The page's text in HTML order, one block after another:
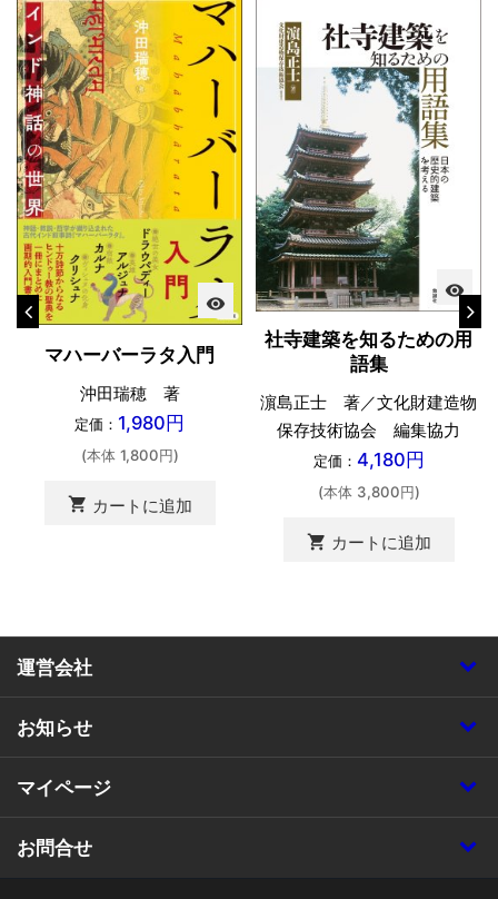
visibility
マハーバーラタ入門
沖田瑞穂 著
定価： 1,980円
(本体 1,800円)
shopping_cart カートに追加
visibility
社寺建築を知るための用
語集
濵島正士 著／文化財建造物
保存技術協会 編集協力
定価： 4,180円
(本体 3,800円)
shopping_cart カートに追加
運営会社
お知らせ
マイページ
お問合せ